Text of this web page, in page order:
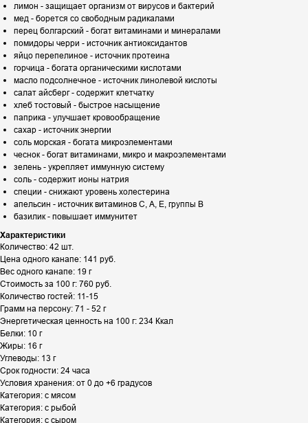
лимон - защищает организм от вирусов и бактерий
мед - борется со свободным радикалами
перец болгарский - богат витаминами и минералами
помидоры черри - источник антиоксидантов
яйцо перепелиное - источник протеина
горчица - богата органическими кислотами
масло подсолнечное - источник линолевой кислоты
салат айсберг - содержит клетчатку
хлеб тостовый - быстрое насыщение
паприка - улучшает кровообращение
сахар - источник энергии
соль морская - богата микроэлементами
чеснок - богат витаминами, микро и макроэлементами
зелень - укрепляет иммунную систему
соль - содержит ионы натрия
специи - снижают уровень холестерина
апельсин - источник витаминов С, А, Е, группы В
базилик - повышает иммунитет
Характеристики
Количество: 42 шт.
Цена одного канапе: 141 руб.
Вес одного канапе: 19 г
Стоимость за 100 г: 760 руб.
Количество гостей: 11-15
Грамм на персону: 71 - 52 г
Энергетическая ценность на 100 г: 234 Ккал
Белки: 10 г
Жиры: 16 г
Углеводы: 13 г
Срок годности: 24 часа
Условия хранения: от 0 до +6 градусов
Категория: с мясом
Категория: с рыбой
Категория: с сыром